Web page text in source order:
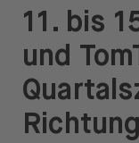
11. bis
und